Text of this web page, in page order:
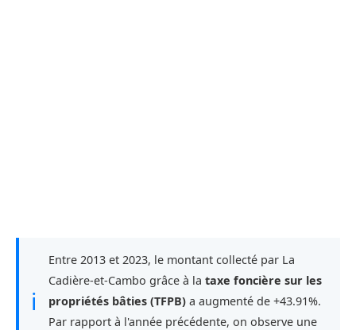
ℹ
Entre 2013 et 2023, le montant collecté par La
Cadière-et-Cambo grâce à la taxe foncière sur les
propriétés bâties (TFPB) a augmenté de +43.91%.
Par rapport à l'année précédente, on observe une